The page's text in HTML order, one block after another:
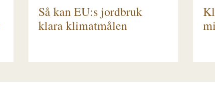
Så kan EU:s jordbruk
klara klimatmålen